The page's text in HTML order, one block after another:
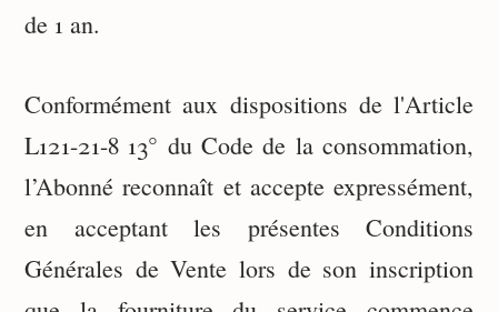
de 1 an.
Conformément aux dispositions de l'Article
L121-21-8 13° du Code de la consommation,
l’Abonné reconnaît et accepte expressément,
en acceptant les présentes Conditions
Générales de Vente lors de son inscription